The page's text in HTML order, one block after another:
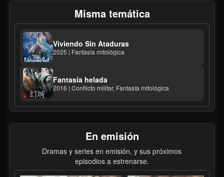
Misma temática
Viviendo Sin Ataduras
2025 | Fantasía mitológica
Fantasía helada
2016 | Conflicto militar, Fantasía mitológica
En emisión
Dramas y series en emisión, y sus próximos
episodios a estrenarse.